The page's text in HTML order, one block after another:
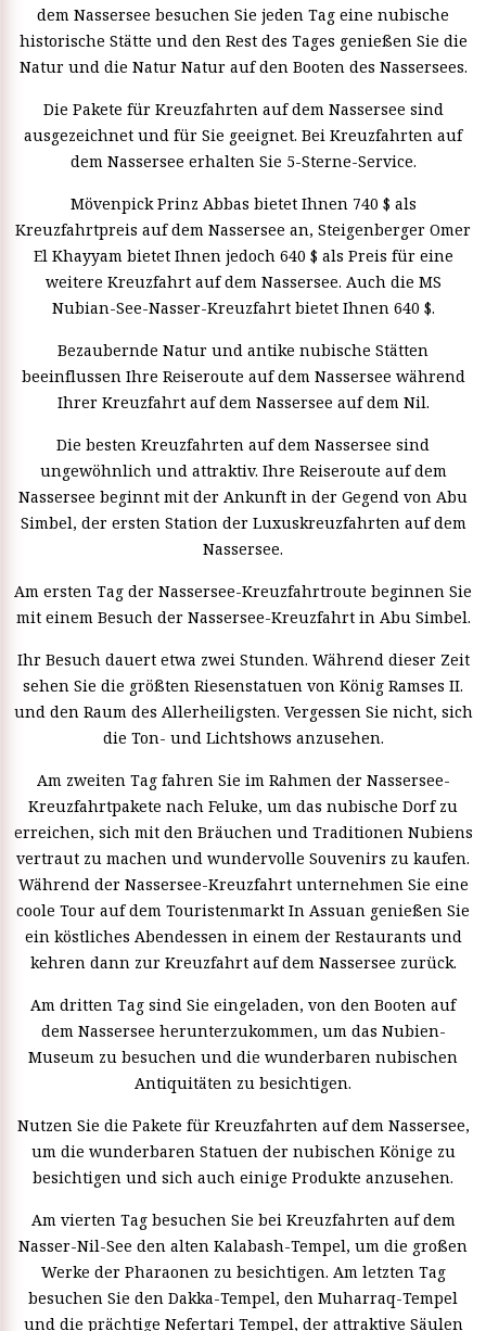
dem Nassersee besuchen Sie jeden Tag eine nubische
historische Stätte und den Rest des Tages genießen Sie die
Natur und die Natur Natur auf den Booten des Nassersees.
Die Pakete für Kreuzfahrten auf dem Nassersee sind
ausgezeichnet und für Sie geeignet. Bei Kreuzfahrten auf
dem Nassersee erhalten Sie 5-Sterne-Service.
Mövenpick Prinz Abbas bietet Ihnen 740 $ als
Kreuzfahrtpreis auf dem Nassersee an, Steigenberger Omer
El Khayyam bietet Ihnen jedoch 640 $ als Preis für eine
weitere Kreuzfahrt auf dem Nassersee. Auch die MS
Nubian-See-Nasser-Kreuzfahrt bietet Ihnen 640 $.
Bezaubernde Natur und antike nubische Stätten
beeinflussen Ihre Reiseroute auf dem Nassersee während
Ihrer Kreuzfahrt auf dem Nassersee auf dem Nil.
Die besten Kreuzfahrten auf dem Nassersee sind
ungewöhnlich und attraktiv. Ihre Reiseroute auf dem
Nassersee beginnt mit der Ankunft in der Gegend von Abu
Simbel, der ersten Station der Luxuskreuzfahrten auf dem
Nassersee.
Am ersten Tag der Nassersee-Kreuzfahrtroute beginnen Sie
mit einem Besuch der Nassersee-Kreuzfahrt in Abu Simbel.
Ihr Besuch dauert etwa zwei Stunden. Während dieser Zeit
sehen Sie die größten Riesenstatuen von König Ramses II.
und den Raum des Allerheiligsten. Vergessen Sie nicht, sich
die Ton- und Lichtshows anzusehen.
Am zweiten Tag fahren Sie im Rahmen der Nassersee-
Kreuzfahrtpakete nach Feluke, um das nubische Dorf zu
erreichen, sich mit den Bräuchen und Traditionen Nubiens
vertraut zu machen und wundervolle Souvenirs zu kaufen.
Während der Nassersee-Kreuzfahrt unternehmen Sie eine
coole Tour auf dem Touristenmarkt In Assuan genießen Sie
ein köstliches Abendessen in einem der Restaurants und
kehren dann zur Kreuzfahrt auf dem Nassersee zurück.
Am dritten Tag sind Sie eingeladen, von den Booten auf
dem Nassersee herunterzukommen, um das Nubien-
Museum zu besuchen und die wunderbaren nubischen
Antiquitäten zu besichtigen.
Nutzen Sie die Pakete für Kreuzfahrten auf dem Nassersee,
um die wunderbaren Statuen der nubischen Könige zu
besichtigen und sich auch einige Produkte anzusehen.
Am vierten Tag besuchen Sie bei Kreuzfahrten auf dem
Nasser-Nil-See den alten Kalabash-Tempel, um die großen
Werke der Pharaonen zu besichtigen. Am letzten Tag
besuchen Sie den Dakka-Tempel, den Muharraq-Tempel
und die prächtige Nefertari Tempel, der attraktive Säulen